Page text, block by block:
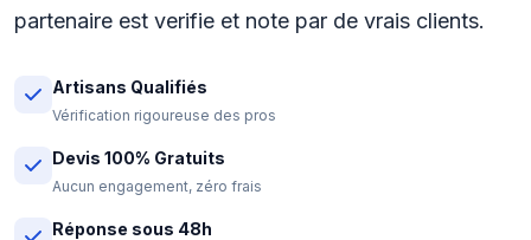
partenaire est verifie et note par de vrais clients.
Artisans Qualifiés
Vérification rigoureuse des pros
Devis 100% Gratuits
Aucun engagement, zéro frais
Réponse sous 48h